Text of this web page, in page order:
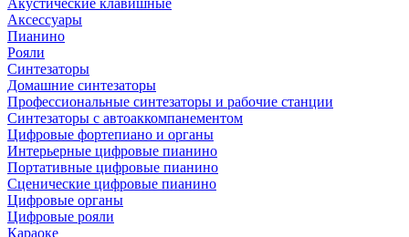
Акустические клавишные
Аксессуары
Пианино
Рояли
Синтезаторы
Домашние синтезаторы
Профессиональные синтезаторы и рабочие станции
Синтезаторы с автоаккомпанементом
Цифровые фортепиано и органы
Интерьерные цифровые пианино
Портативные цифровые пианино
Сценические цифровые пианино
Цифровые органы
Цифровые рояли
Караоке